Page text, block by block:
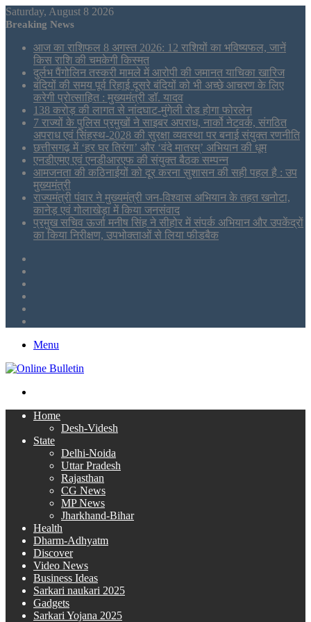
Saturday, August 8 2026
Breaking News
आज का राशिफल 8 अगस्त 2026: 12 राशियों का भविष्यफल, जानें
किस राशि की चमकेगी किस्मत
दुर्लभ पैंगोलिन तस्करी मामले में आरोपी की जमानत याचिका खारिज
बंदियों की समय पूर्व रिहाई दूसरे बंदियों को भी अच्छे आचरण के लिए
करेगी प्रोत्साहित : मुख्यमंत्री डॉ. यादव
138 करोड़ की लागत से नांदघाट-मुंगेली रोड होगा फोरलेन
7 राज्यों के पुलिस प्रमुखों ने साइबर अपराध, नार्को नेटवर्क, संगठित
अपराध एवं सिंहस्थ-2028 की सुरक्षा व्यवस्था पर बनाई संयुक्त रणनीति
छत्तीसगढ़ में ‘हर घर तिरंगा’ और ‘वंदे मातरम्’ अभियान की धूम
एनडीएमए एवं एनडीआरएफ की संयुक्त बैठक सम्पन्न
आमजनता की कठिनाईयों को दूर करना सुशासन की सही पहल है : उप
मुख्यमंत्री
राज्यमंत्री पंवार ने मुख्यमंत्री जन-विश्वास अभियान के तहत खनोटा,
कानेड़ एवं गोलाखेड़ा में किया जनसंवाद
प्रमुख सचिव ऊर्जा मनीष सिंह ने सीहोर में संपर्क अभियान और उपकेंद्रों
का किया निरीक्षण, उपभोक्ताओं से लिया फीडबैक
Menu
Home
Desh-Videsh
State
Delhi-Noida
Uttar Pradesh
Rajasthan
CG News
MP News
Jharkhand-Bihar
Health
Dharm-Adhyatm
Discover
Video News
Business Ideas
Sarkari naukari 2025
Gadgets
Sarkari Yojana 2025